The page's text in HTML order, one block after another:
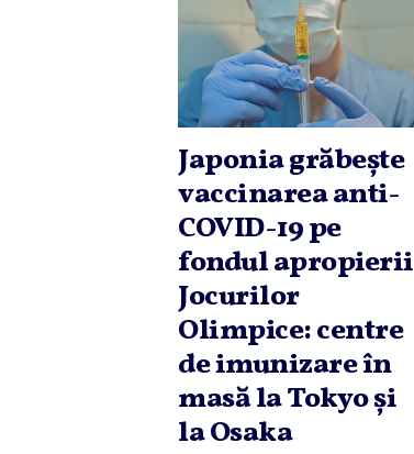
Japonia grăbeşte
vaccinarea anti-
COVID-19 pe
fondul apropierii
Jocurilor
Olimpice: centre
de imunizare în
masă la Tokyo şi
la Osaka